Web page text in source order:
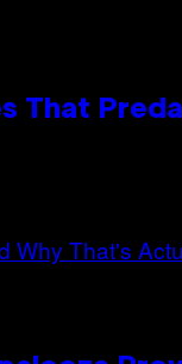
That